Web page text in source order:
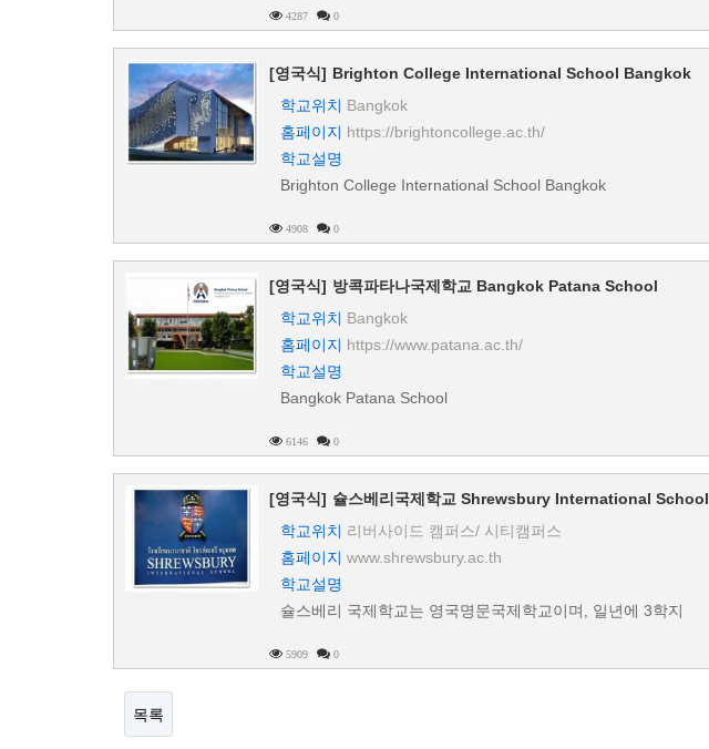
4287 0
[영국식] Brighton College International School Bangkok
학교위치 Bangkok
홈페이지 https://brightoncollege.ac.th/
학교설명
Brighton College International School Bangkok
4908 0
[영국식] 방콕파타나국제학교 Bangkok Patana School
학교위치 Bangkok
홈페이지 https://www.patana.ac.th/
학교설명
Bangkok Patana School
6146 0
[영국식] 슐스베리국제학교 Shrewsbury International School
학교위치 리버사이드 캠퍼스/ 시티캠퍼스
홈페이지 www.shrewsbury.ac.th
학교설명
슐스베리 국제학교는 영국명문국제학교이며, 일년에 3학지
5909 0
목록